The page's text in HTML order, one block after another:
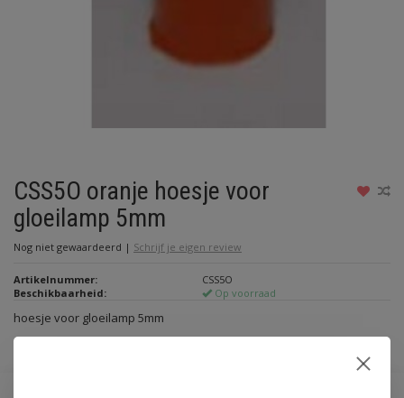
CSS5O oranje hoesje voor
gloeilamp 5mm
Nog niet gewaardeerd | Schrijf je eigen review
Artikelnummer:
CSS5O
Beschikbaarheid:
Op voorraad
hoesje voor gloeilamp 5mm